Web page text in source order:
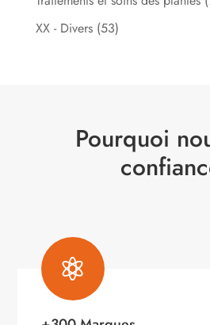
XX - Divers (53)
Pourquoi
